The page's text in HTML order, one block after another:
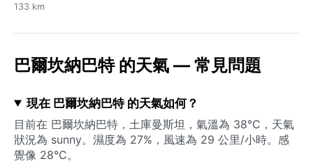
133 km
巴爾坎納巴特 的天氣 — 常見問題
現在 巴爾坎納巴特 的天氣如何？
目前在 巴爾坎納巴特，土庫曼斯坦，氣溫為 38°C，天氣
狀況為 sunny。濕度為 27%，風速為 29 公里/小時。感
覺像 28°C。